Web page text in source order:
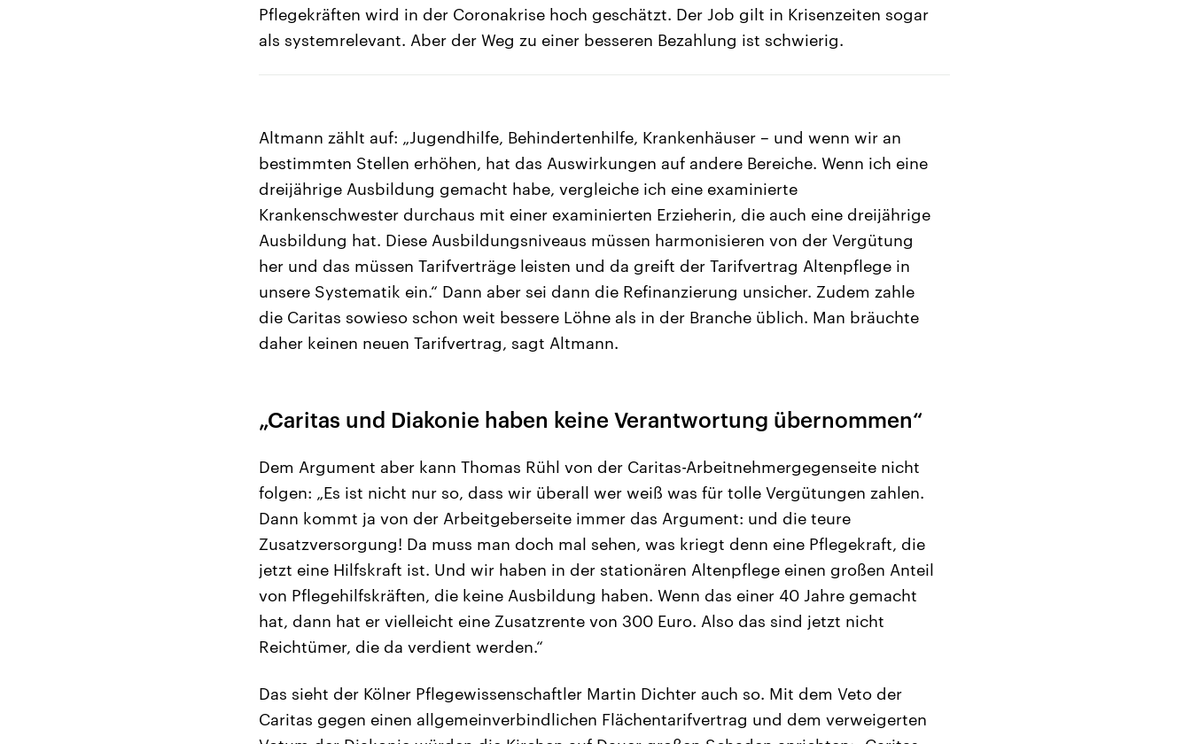
Pflegekräften wird in der Coronakrise hoch geschätzt. Der Job gilt in Krisenzeiten sogar
als systemrelevant. Aber der Weg zu einer besseren Bezahlung ist schwierig.
Altmann zählt auf: „Jugendhilfe, Behindertenhilfe, Krankenhäuser – und wenn wir an
bestimmten Stellen erhöhen, hat das Auswirkungen auf andere Bereiche. Wenn ich eine
dreijährige Ausbildung gemacht habe, vergleiche ich eine examinierte
Krankenschwester durchaus mit einer examinierten Erzieherin, die auch eine dreijährige
Ausbildung hat. Diese Ausbildungsniveaus müssen harmonisieren von der Vergütung
her und das müssen Tarifverträge leisten und da greift der Tarifvertrag Altenpflege in
unsere Systematik ein.“ Dann aber sei dann die Refinanzierung unsicher. Zudem zahle
die Caritas sowieso schon weit bessere Löhne als in der Branche üblich. Man bräuchte
daher keinen neuen Tarifvertrag, sagt Altmann.
„Caritas und Diakonie haben keine Verantwortung übernommen“
Dem Argument aber kann Thomas Rühl von der Caritas-Arbeitnehmergegenseite nicht
folgen: „Es ist nicht nur so, dass wir überall wer weiß was für tolle Vergütungen zahlen.
Dann kommt ja von der Arbeitgeberseite immer das Argument: und die teure
Zusatzversorgung! Da muss man doch mal sehen, was kriegt denn eine Pflegekraft, die
jetzt eine Hilfskraft ist. Und wir haben in der stationären Altenpflege einen großen Anteil
von Pflegehilfskräften, die keine Ausbildung haben. Wenn das einer 40 Jahre gemacht
hat, dann hat er vielleicht eine Zusatzrente von 300 Euro. Also das sind jetzt nicht
Reichtümer, die da verdient werden.“
Das sieht der Kölner Pflegewissenschaftler Martin Dichter auch so. Mit dem Veto der
Caritas gegen einen allgemeinverbindlichen Flächentarifvertrag und dem verweigerten